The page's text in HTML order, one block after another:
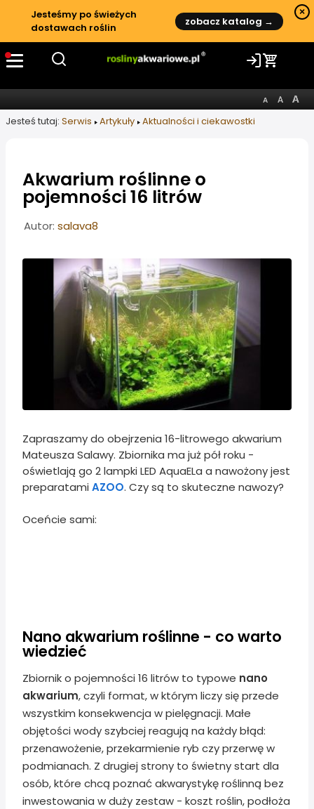
Jesteśmy po świeżych
dostawach roślin
zobacz katalog →
×
Jesteś tutaj: Serwis Artykuły Aktualności i ciekawostki
Akwarium roślinne o
pojemności 16 litrów
Informacje o artykule
Autor: salava8
Zapraszamy do obejrzenia 16-litrowego akwarium
Mateusza Salawy. Zbiornika ma już pół roku -
oświetlają go 2 lampki LED AquaELa a nawożony jest
preparatami AZOO. Czy są to skuteczne nawozy?
Oceńcie sami:
Nano akwarium roślinne - co warto
wiedzieć
Zbiornik o pojemności 16 litrów to typowe nano
akwarium, czyli format, w którym liczy się przede
wszystkim konsekwencja w pielęgnacji. Małe
objętości wody szybciej reagują na każdy błąd:
przenawożenie, przekarmienie ryb czy przerwę w
podmianach. Z drugiej strony to świetny start dla
osób, które chcą poznać akwarystykę roślinną bez
inwestowania w duży zestaw - koszt roślin, podłoża